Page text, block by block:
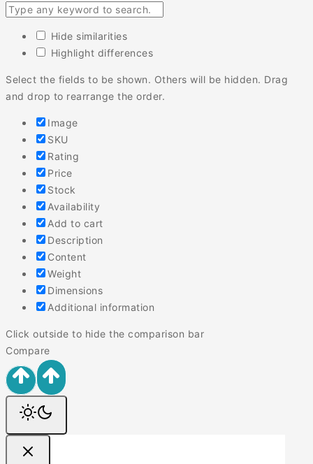
Hide similarities
Highlight differences
Select the fields to be shown. Others will be hidden. Drag
and drop to rearrange the order.
Image
SKU
Rating
Price
Stock
Availability
Add to cart
Description
Content
Weight
Dimensions
Additional information
Click outside to hide the comparison bar
Compare